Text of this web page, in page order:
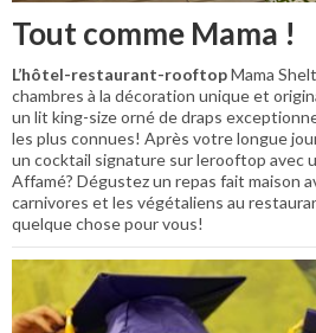
Tout comme Mama !
L’hôtel-restaurant-rooftopMama
chambres à la décoration unique et
un lit king-size orné de draps
les plus connues! Après votre longue
un cocktail signature sur lerooftop avec
Affamé? Dégustez un repas fait maison
carnivores et les végétaliens au
quelque chose pour vous!